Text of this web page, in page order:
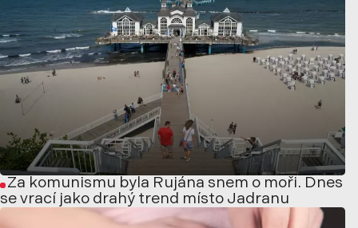
Za komunismu byla Rujána snem o moři. Dnes
se vrací jako drahý trend místo Jadranu